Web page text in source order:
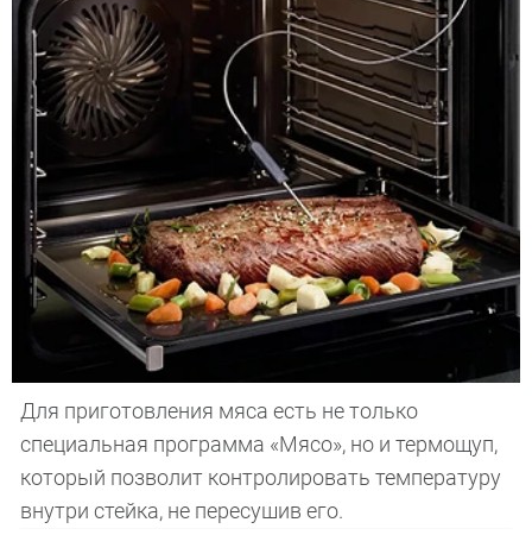
Для приготовления мяса есть не только
специальная программа «Мясо», но и термощуп,
который позволит контролировать температуру
внутри стейка, не пересушив его.